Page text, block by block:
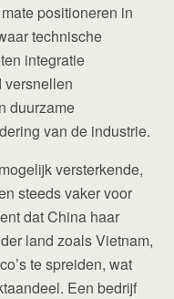
positioneren in
technische
integratie
versnellen
duurzame
van de industrie.
versterkende,
steeds vaker voor
dat China haar
land zoals Vietnam,
te spreiden, wat
Een bedrijf